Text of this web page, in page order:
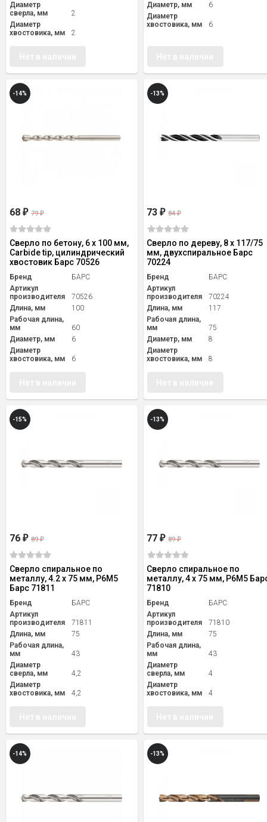
Диаметр
сверла, мм
2
Диаметр
хвостовика, мм
2
Диаметр, мм
6
Диаметр
хвостовика, мм
6
-14%
68 ₽ 79₽
Сверло по бетону, 6 х 100 мм,
Carbide tip, цилиндрический
хвостовик Барс 70526
Бренд
БАРС
Артикул
производителя
70526
Длина, мм
100
Рабочая длина,
мм
60
Диаметр, мм
6
Диаметр
хвостовика, мм
6
-13%
73₽ 84₽
Сверло по дереву, 8 х 117/75
мм, двухспиральное Барс
70224
Бренд
БАРС
Артикул
производителя
70224
Длина, мм
117
Рабочая длина,
мм
75
Диаметр, мм
8
Диаметр
хвостовика, мм
8
-15%
76 ₽ 89₽
Сверло спиральное по
металлу, 4.2 x 75 мм, Р6М5
Барс 71811
Бренд
БАРС
Артикул
производителя
71811
Длина, мм
75
Рабочая длина,
мм
43
Диаметр
сверла, мм
4,2
Диаметр
хвостовика, мм
4,2
-13%
77₽ 89₽
Сверло спиральное по
металлу, 4 x 75 мм, Р6М5
71810
Бренд
БАРС
Артикул
производителя
71810
Длина, мм
75
Рабочая длина,
мм
43
Диаметр
сверла, мм
4
Диаметр
хвостовика, мм
4
-14% -13%